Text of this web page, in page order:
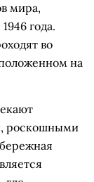
мира,
года.
во
на
роскошными